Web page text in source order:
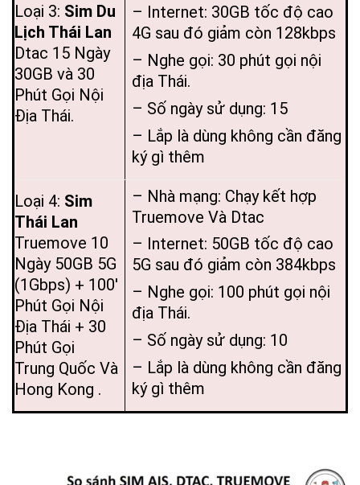
Loại 3: Sim Du
Lịch Thái Lan
Dtac 15 Ngày
30GB và 30
Phút Gọi Nội
Địa Thái.
– Internet: 30GB tốc độ cao
4G sau đó giảm còn 128kbps
– Nghe gọi: 30 phút gọi nội
địa Thái.
– Số ngày sử dụng: 15
– Lắp là dùng không cần đăng
ký gì thêm
Loại 4: Sim
Thái Lan
Truemove 10
Ngày 50GB 5G
(1Gbps) + 100′
Phút Gọi Nội
Địa Thái + 30
Phút Gọi
Trung Quốc Và
Hong Kong .
– Nhà mạng: Chạy kết hợp
Truemove Và Dtac
– Internet: 50GB tốc độ cao
5G sau đó giảm còn 384kbps
– Nghe gọi: 100 phút gọi nội
địa Thái.
– Số ngày sử dụng: 10
– Lắp là dùng không cần đăng
ký gì thêm